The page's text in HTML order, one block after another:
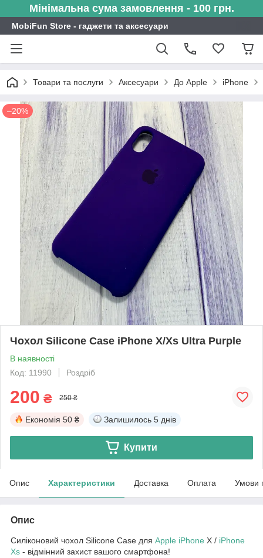
Мінімальна сума замовлення - 100 грн.
MobiFun Store - гаджети та аксесуари
Товари та послуги Аксесуари До Apple iPhone
–20%
Чохол Silicone Case iPhone X/Xs Ultra Purple
В наявності
Код: 11990
Роздріб
200 ₴ 250 ₴
Економія 50 ₴ Залишилось 5 днів
Купити
Опис Характеристики Доставка Оплата Умови
Опис
Силіконовий чохол Silicone Case для Apple iPhone X / iPhone
Xs - відмінний захист вашого смартфона!